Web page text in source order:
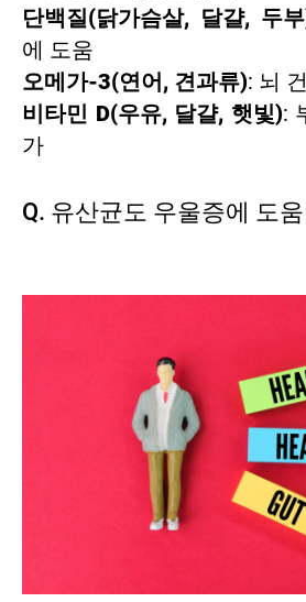
단백질(닭가슴살, 달걀, 두
에 도움
오메가-3(연어, 견과류): 뇌
비타민 D(우유, 달걀, 햇빛):
가
Q. 유산균도 우울증에 도